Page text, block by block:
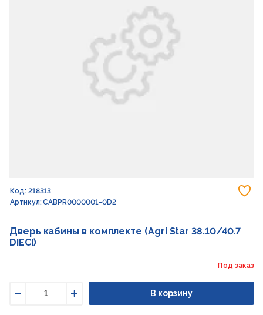
Код: 218313
Артикул: CABPR0000001-0D2
Дверь кабины в комплекте (Agri Star 38.10/40.7
DIECI)
Под заказ
Увеличить
В корзину